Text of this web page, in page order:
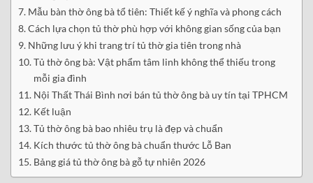
Mẫu bàn thờ ông bà tổ tiên: Thiết kế ý nghĩa và phong cách
Cách lựa chọn tủ thờ phù hợp với không gian sống của bạn
Những lưu ý khi trang trí tủ thờ gia tiên trong nhà
Tủ thờ ông bà: Vật phẩm tâm linh không thể thiếu trong
mỗi gia đình
Nội Thất Thái Bình nơi bán tủ thờ ông bà uy tín tại TPHCM
Kết luận
Tủ thờ ông bà bao nhiêu trụ là đẹp và chuẩn
Kích thước tủ thờ ông bà chuẩn thước Lỗ Ban
Bảng giá tủ thờ ông bà gỗ tự nhiên 2026